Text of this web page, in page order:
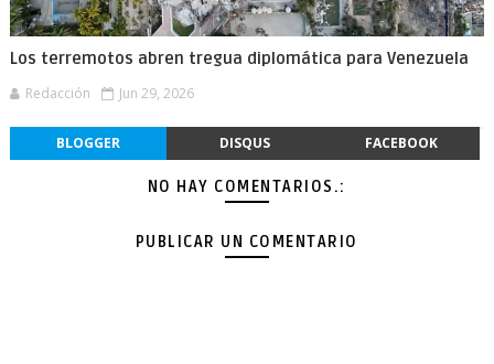
Los terremotos abren tregua diplomática para Venezuela
Redacción Jun 29, 2026
BLOGGER DISQUS FACEBOOK
NO HAY COMENTARIOS.:
PUBLICAR UN COMENTARIO